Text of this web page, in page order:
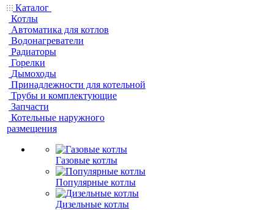
Каталог
Котлы
Автоматика для котлов
Водонагреватели
Радиаторы
Горелки
Дымоходы
Принадлежности для котельной
Трубы и комплектующие
Запчасти
Котельные наружного
размещения
Газовые котлы
Популярные котлы
Дизельные котлы